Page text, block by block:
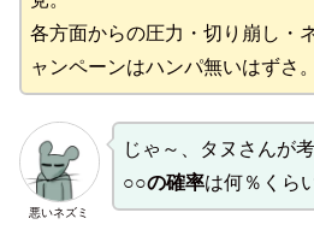
各方面からの圧力・切り崩し・
ャンペーンはハンパ無いはずさ。
悪いネズミ
じゃ～、タヌさんが
○○の確率は何％くら